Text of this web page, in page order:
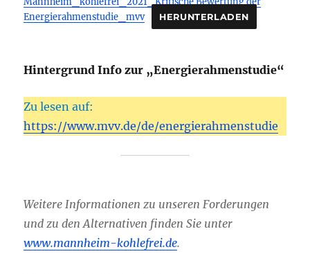
Energierahmenstudie_mvv
HERUNTERLADEN
Hintergrund Info zur „Energierahmenstudie“
Zu lesen auf:
https://www.mvv.de/de/energierahmenstudie
Weitere Informationen zu unseren Forderungen
und zu den Alternativen finden Sie unter
www.mannheim-kohlefrei.de.